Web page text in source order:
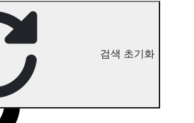
검색 초기화